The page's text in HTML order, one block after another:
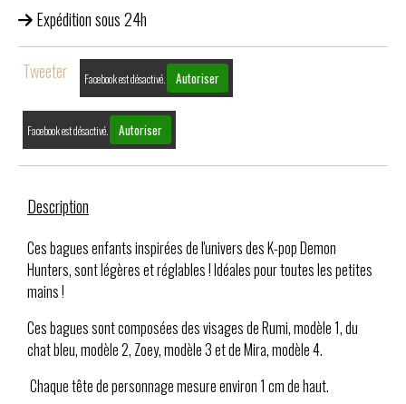
Expédition sous 24h
Tweeter Facebook est désactivé. Autoriser
Facebook est désactivé. Autoriser
Description
Ces bagues enfants inspirées de l'univers des K-pop Demon
Hunters, sont légères et réglables ! Idéales pour toutes les petites
mains !
Ces bagues sont composées des visages de Rumi, modèle 1, du
chat bleu, modèle 2, Zoey, modèle 3 et de Mira, modèle 4.
Chaque tête de personnage mesure environ 1 cm de haut.